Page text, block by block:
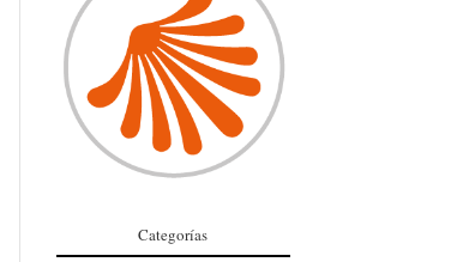
Categorías